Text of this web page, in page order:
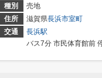
種別
売地
住所
滋賀県長浜市室町
交通
長浜駅
バス7分 市民体育館前 停歩12